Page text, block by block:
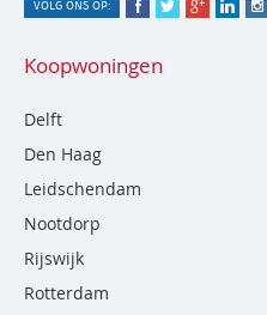
VOLG ONS OP:
Koopwoningen
Delft
Den Haag
Leidschendam
Nootdorp
Rijswijk
Rotterdam